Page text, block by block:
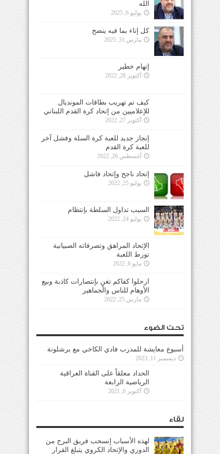
الله
يوليو 6, 2025
كل إناء بما فيه ينضح
مارس 31, 2025
إتهام خطير
أكتوبر 28, 2022
كيف تم تهريب بطاقات المونديال
للإعلاميين من إتحاد كرة القدم اللبناني
أكتوبر 27, 2022
إنجاز جديد للعبة كرة السلة وفشل آخر
للعبة كرة القدم
أغسطس 26, 2022
إتحاد ناجح وإتحاد فاشل
يوليو 25, 2022
السبب تداول السلطة بإنتظام
يوليو 24, 2022
الإتحاد المراهق وتصرفاته الصبيانية
تورط اللعبة
مايو 6, 2022
ارحلوا كفاكم تغنٍ بإنتصارات كاذبة وبيع
الأوهام للناس والجماهير
مارس 25, 2022
تحت الضوء
أسبوع معايشة للمدرب فادي الكاخي مع برشلونة
ديسمبر 11, 2023
الحداد معلقاً على القناة العراقية
الرياضية الرابعة
أكتوبر 6, 2021
لقاء
لهذه الأسباب إنسحب فريق البرج من
الدوري والإتحاد الكروي يتبلغ القرار